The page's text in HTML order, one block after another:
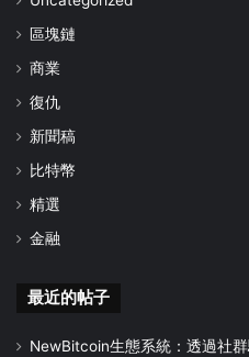
區塊鏈
商業
復仇
新聞稿
比特幣
精選
金融
最近的帖子
NewBitcoin生態系統：透過社